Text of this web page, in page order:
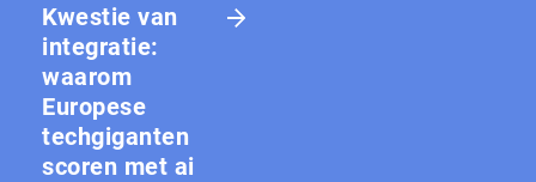
Kwestie van
integratie:
waarom
Europese
techgiganten
scoren met ai